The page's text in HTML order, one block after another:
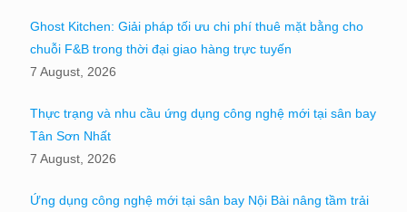
Ghost Kitchen: Giải pháp tối ưu chi phí thuê mặt bằng cho
chuỗi F&B trong thời đại giao hàng trực tuyến
7 August, 2026
Thực trạng và nhu cầu ứng dụng công nghệ mới tại sân bay
Tân Sơn Nhất
7 August, 2026
Ứng dụng công nghệ mới tại sân bay Nội Bài nâng tầm trải